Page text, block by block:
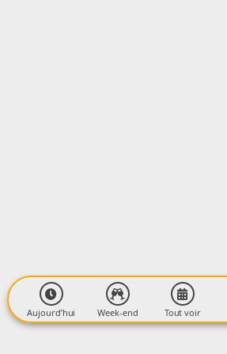
Aujourd’hui Week-end Tout voir